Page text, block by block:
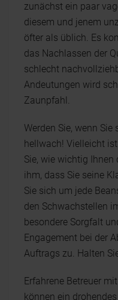
zunächst ein paar
diesem und jenem
öfter als üblich. Es
das Nachlassen der
schlecht
Andeutungen wird
Zaunpfahl.
Werden Sie, wenn Sie
hellwach! Vielleicht
Sie, wie wichtig Ihnen
ihm, dass Sie seine
Sie sich um jede
den Schwachstellen
besondere Sorgfalt
Engagement bei der
Auftrags zu. Halten
Erfahrene Betreuer
können ein